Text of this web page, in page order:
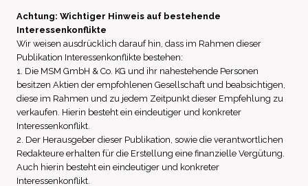
Achtung: Wichtiger Hinweis auf bestehende
Interessenkonflikte
Wir weisen ausdrücklich darauf hin, dass im Rahmen dieser
Publikation Interessenkonflikte bestehen:
1. Die MSM GmbH & Co. KG und ihr nahestehende Personen
besitzen Aktien der empfohlenen Gesellschaft und beabsichtigen,
diese im Rahmen und zu jedem Zeitpunkt dieser Empfehlung zu
verkaufen. Hierin besteht ein eindeutiger und konkreter
Interessenkonflikt.
2. Der Herausgeber dieser Publikation, sowie die verantwortlichen
Redakteure erhalten für die Erstellung eine finanzielle Vergütung.
Auch hierin besteht ein eindeutiger und konkreter
Interessenkonflikt.